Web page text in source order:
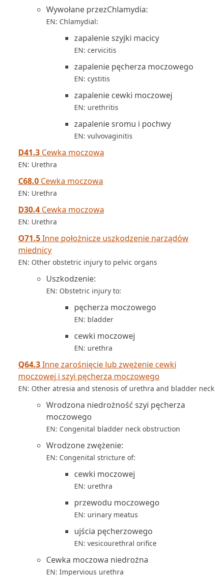
Wywołane przezChlamydia:
EN: Chlamydial:
zapalenie szyjki macicy
EN: cervicitis
zapalenie pęcherza moczowego
EN: cystitis
zapalenie cewki moczowej
EN: urethritis
zapalenie sromu i pochwy
EN: vulvovaginitis
D41.3 Cewka moczowa
EN: Urethra
C68.0 Cewka moczowa
EN: Urethra
D30.4 Cewka moczowa
EN: Urethra
O71.5Inne położnicze uszkodzenie narządów
miednicy
EN: Other obstetric injury to pelvic organs
Uszkodzenie:
EN: Obstetric injury to:
pęcherza moczowego
EN: bladder
cewki moczowej
EN: urethra
Q64.3Inne zarośnięcie lub zwężenie cewki
moczowej i szyi pęcherza moczowego
EN: Other atresia and stenosis of urethra and bladder neck
Wrodzona niedrożność szyi pęcherza
moczowego
EN: Congenital bladder neck obstruction
Wrodzone zwężenie:
EN: Congenital stricture of:
cewki moczowej
EN: urethra
przewodu moczowego
EN: urinary meatus
ujścia pęcherzowego
EN: vesicourethral orifice
Cewka moczowa niedrożna
EN: Impervious urethra